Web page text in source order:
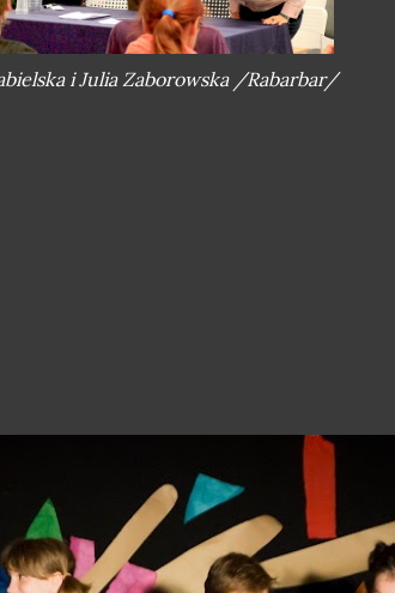
i Julia Zaborowska /Rabarbar/